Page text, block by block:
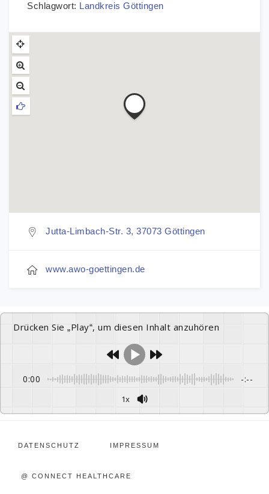
Schlagwort: Landkreis Göttingen
Jutta-Limbach-Str. 3, 37073 Göttingen
www.awo-goettingen.de
Drücken Sie „Play“, um diesen Inhalt anzuhören
0:00 -:--
1x
DATENSCHUTZ IMPRESSUM
@ CONNECT HEALTHCARE